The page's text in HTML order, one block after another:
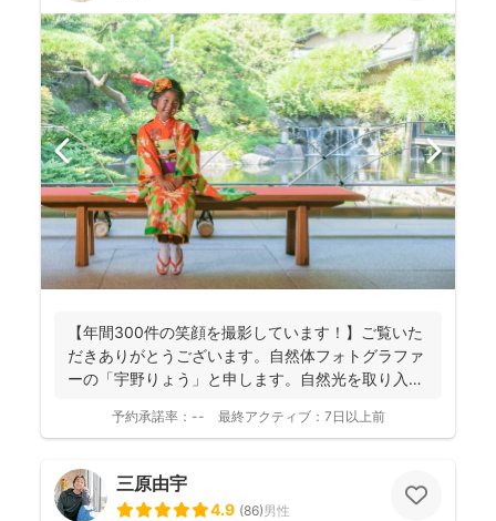
【年間300件の笑顔を撮影しています！】ご覧いた
だきありがとうございます。自然体フォトグラファ
ーの「宇野りょう」と申します。自然光を取り入れ
予約承諾率： -- 最終アクティブ： 7日以上前
三原由宇
4.9 (86)男性